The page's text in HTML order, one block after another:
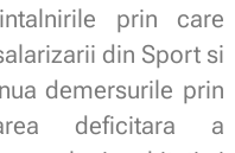
prin care
din Sport si
demersurile prin
deficitara a